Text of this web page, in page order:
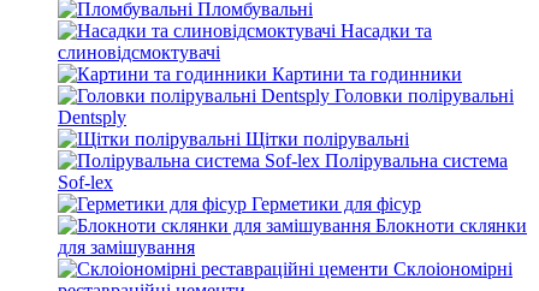
Пломбувальні
Насадки та
слиновідсмоктувачі
Картини та годинники
Головки полірувальні
Dentsply
Щітки полірувальні
Полірувальна система
Sof-lex
Герметики для фісур
Блокноти склянки
для замішування
Склоіономірні